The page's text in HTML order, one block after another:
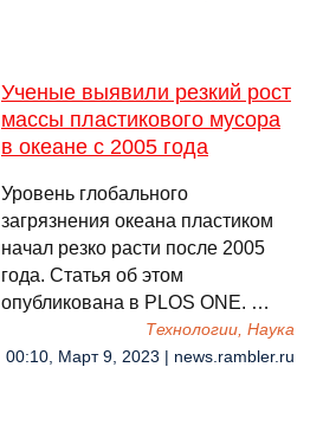
Ученые выявили резкий рост
массы пластикового мусора
в океане с 2005 года
Уровень глобального
загрязнения океана пластиком
начал резко расти после 2005
года. Статья об этом
опубликована в PLOS ONE. …
Технологии, Наука
00:10, Март 9, 2023 | news.rambler.ru